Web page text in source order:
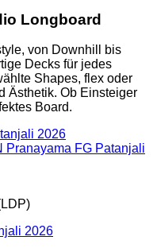
Longboard
von Downhill bis
Decks für jedes
Shapes, flex oder
Ästhetik. Ob Einsteiger
Board.
2026